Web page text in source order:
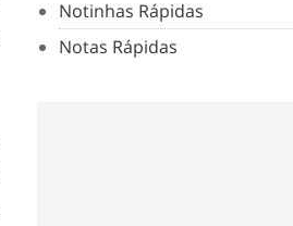
Notinhas Rápidas
Notas Rápidas